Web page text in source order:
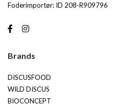
Foderimportør: ID 208-R909796
Brands
DISCUSFOOD
WILD DISCUS
BIOCONCEPT